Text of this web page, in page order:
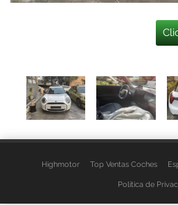
Highmotor Top Ventas Coches
Política de